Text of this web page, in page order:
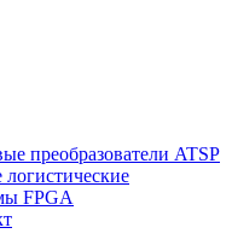
преобразователи ATSP
FPGA